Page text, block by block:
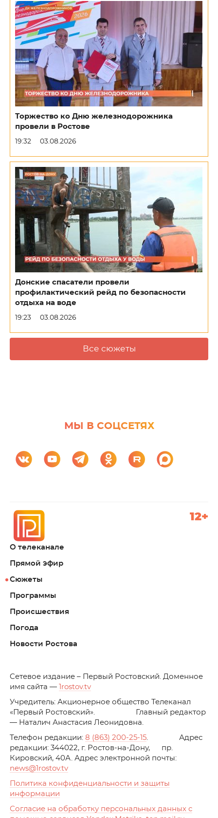
Торжество ко Дню железнодорожника
провели в Ростове
19:32 03.08.2026
Донские спасатели провели
профилактический рейд по безопасности
отдыха на воде
19:23 03.08.2026
Все сюжеты
МЫ В СОЦСЕТЯХ
О телеканале
Прямой эфир
Сюжеты
Программы
Происшествия
Погода
Новости Ростова
12+
Cетевое издание – Первый Ростовский. Доменное
имя сайта —
1rostov.tv
Учредитель: Акционерное общество Телеканал
«Первый Ростовский». Главный редактор
— Наталич Анастасия Леонидовна.
Телефон редакции: 8 (863) 200-25-15. Адрес
редакции: 344022, г. Ростов-на-Дону, пр.
Кировский, 40А. Адрес электронной почты:
news@1rostov.tv
Политика конфиденциальности и защиты
информации
Согласие на обработку персональных данных с